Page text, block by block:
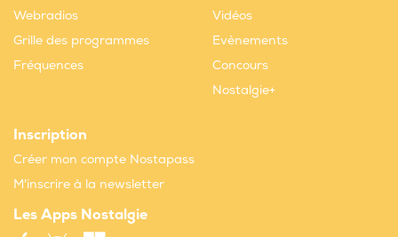
Webradios
Grille des programmes
Fréquences
Vidéos
Evènements
Concours
Nostalgie+
Inscription
Créer mon compte Nostapass
M'inscrire à la newsletter
Les Apps Nostalgie